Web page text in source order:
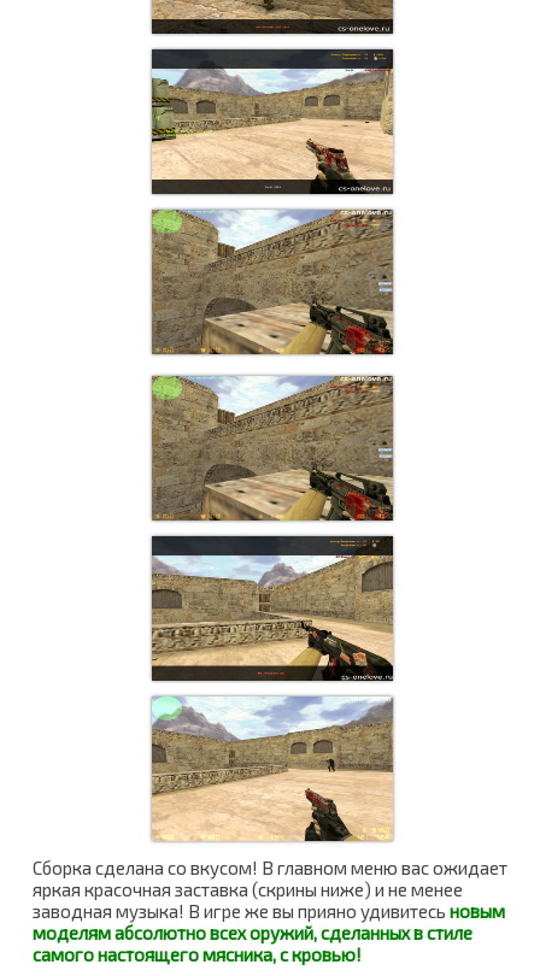
Сборка сделана со вкусом! В главном меню вас ожидает
яркая красочная заставка (скрины ниже) и не менее
заводная музыка! В игре же вы прияно удивитесь новым
моделям абсолютно всех оружий, сделанных в стиле
самого настоящего мясника, с кровью!